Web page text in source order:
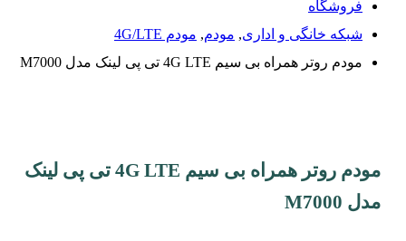
فروشگاه
شبکه خانگی و اداری, مودم, مودم 4G/LTE
مودم روتر همراه بی سیم 4G LTE تی پی لینک مدل M7000
مودم روتر همراه بی سیم 4G LTE تی پی لینک
مدل M7000